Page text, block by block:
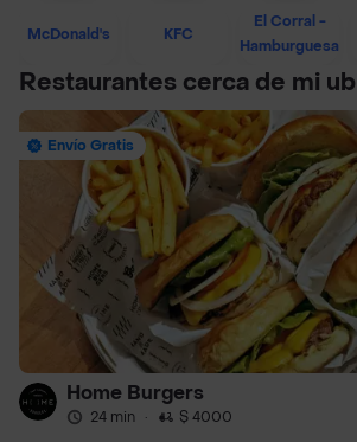
McDonald's KFC
El Corral -
Hamburguesa
Restaurantes cerca de mi
Envío Gratis
Home Burgers
24 min · $ 4000